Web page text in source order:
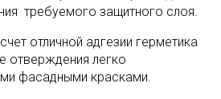
требуемого защитного слоя.
отличной адгезии герметика
отверждения легко
фасадными красками.